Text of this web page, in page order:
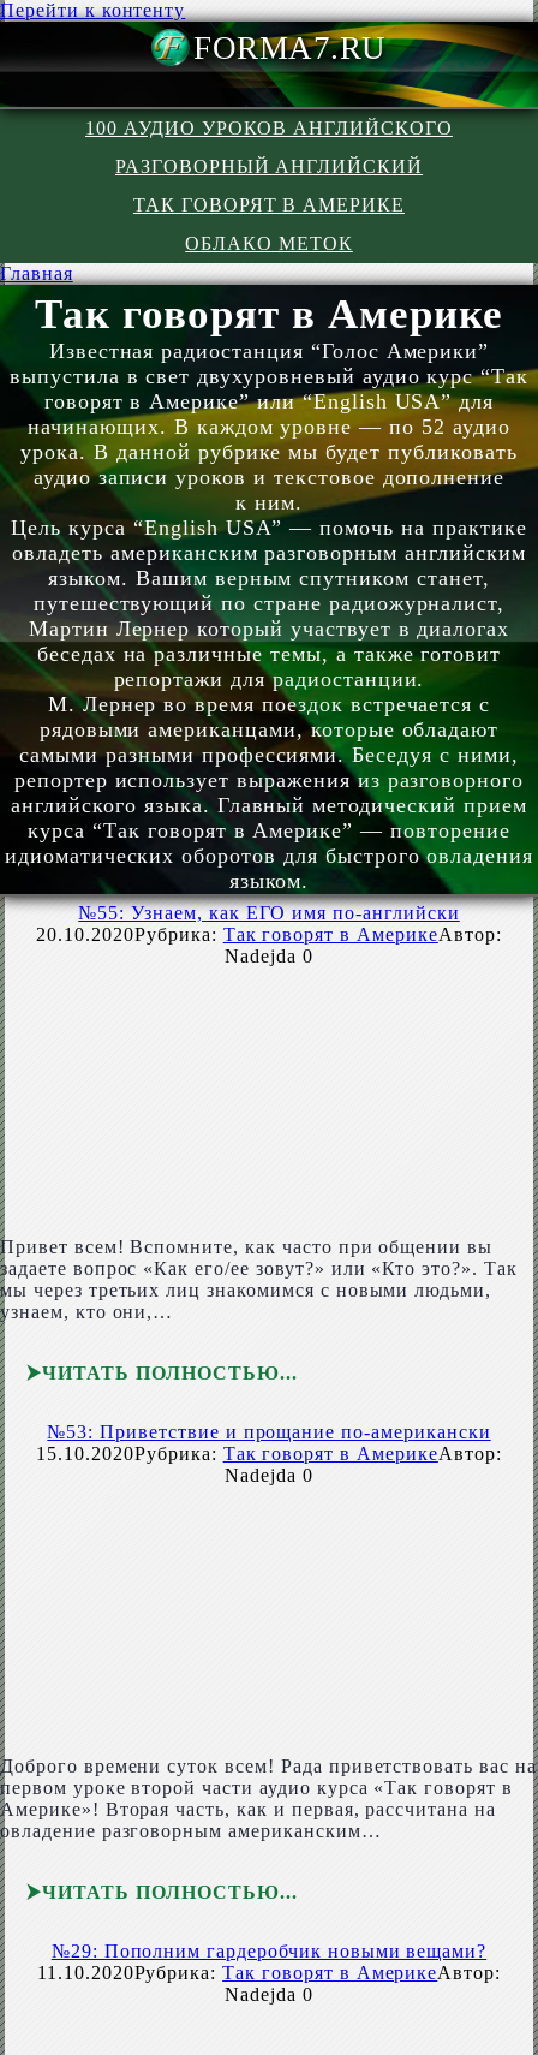
Перейти к контенту
100 АУДИО УРОКОВ АНГЛИЙСКОГО
РАЗГОВОРНЫЙ АНГЛИЙСКИЙ
ТАК ГОВОРЯТ В АМЕРИКЕ
ОБЛАКО МЕТОК
Главная
Так говорят в Америке
Известная радиостанция “Голос Америки”
выпустила в свет двухуровневый аудио курс “Так
говорят в Америке” или “Eng­lish USA” для
начинающих. В каждом уровне — по 52 аудио
урока. В данной рубрике мы будет публиковать
аудио записи уроков и текстовое дополнение
к ним.
Цель курса “Eng­lish USA” — помочь на практике
овладеть американским разговорным английским
языком. Вашим верным спутником станет,
путешествующий по стране радиожурналист,
Мартин Лернер который участвует в диалогах
беседах на различные темы, а также готовит
репортажи для радиостанции.
М. Лернер во время поездок встречается с
рядовыми американцами, которые обладают
самыми разными профессиями. Беседуя с ними,
репортер использует выражения из разговорного
английского языка. Главный методический прием
курса “Так говорят в Америке” — повторение
идиоматических оборотов для быстрого овладения
языком.
№55: Узнаем, как ЕГО имя по-английски
20.10.2020Рубрика: Так говорят в АмерикеАвтор:
Nadejda 0
Привет всем! Вспомните, как часто при общении вы
задаете вопрос «Как его/ее зовут?» или «Кто это?». Так
мы через третьих лиц знакомимся с новыми людьми,
узнаем, кто они,…
ЧИТАТЬ ПОЛНОСТЬЮ
№53: Приветствие и прощание по-американски
15.10.2020Рубрика: Так говорят в АмерикеАвтор:
Nadejda 0
Доброго времени суток всем! Рада приветствовать вас на
первом уроке второй части аудио курса «Так говорят в
Америке»! Вторая часть, как и первая, рассчитана на
овладение разговорным американским…
ЧИТАТЬ ПОЛНОСТЬЮ
№29: Пополним гардеробчик новыми вещами?
11.10.2020Рубрика: Так говорят в АмерикеАвтор:
Nadejda 0